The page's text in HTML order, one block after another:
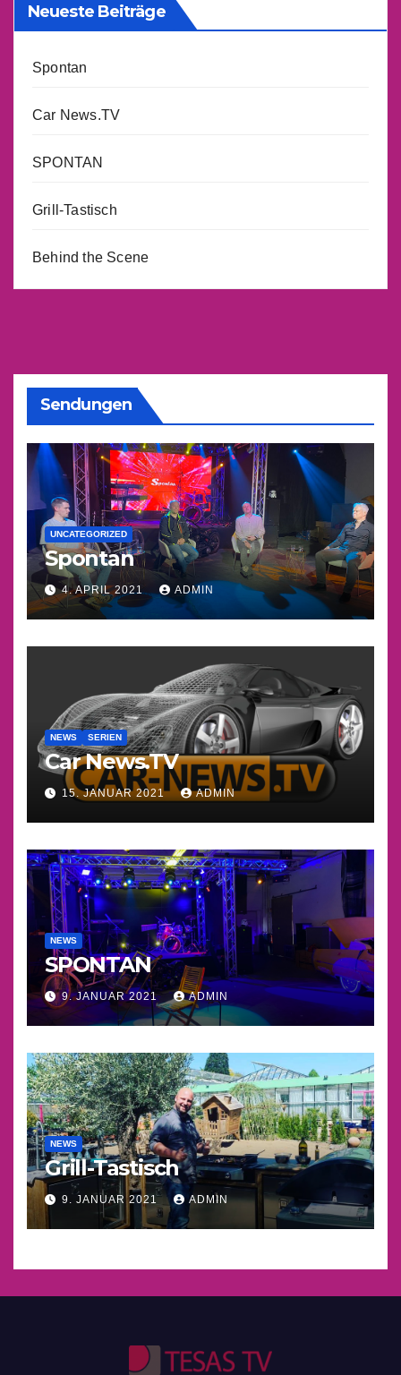
Neueste Beiträge
Spontan
Car News.TV
SPONTAN
Grill-Tastisch
Behind the Scene
Sendungen
UNCATEGORIZED
Spontan
4. APRIL 2021 ADMIN
NEWS SERIEN
Car News.TV
15. JANUAR 2021 ADMIN
NEWS
SPONTAN
9. JANUAR 2021 ADMIN
NEWS
Grill-Tastisch
9. JANUAR 2021 ADMIN